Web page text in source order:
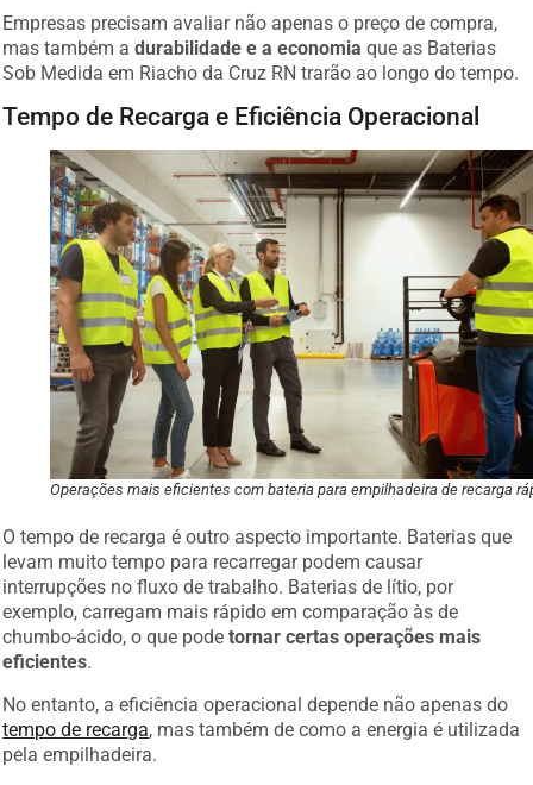
Empresas precisam avaliar não apenas o preço de compra,
mas também a
durabilidade e a economia
que as Baterias
Sob Medida em Riacho da Cruz RN trarão ao longo do tempo.
Tempo de Recarga e Eficiência Operacional
Operações mais eficientes com bateria para empilhadeira de recarga
O tempo de recarga é outro aspecto importante. Baterias que
levam muito tempo para recarregar podem causar
interrupções no fluxo de trabalho. Baterias de lítio, por
exemplo, carregam mais rápido em comparação às de
chumbo-ácido, o que podetornar certas operações mais
eficientes
No entanto, a eficiência operacional depende não apenas do
tempo de recarga
, mas também de como a energia é utilizada
pela empilhadeira.